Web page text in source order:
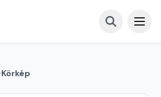
Körkép